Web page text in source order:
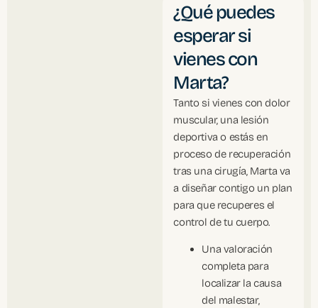
¿Qué puedes
esperar si
vienes con
Marta?
Tanto si vienes con dolor
muscular, una lesión
deportiva o estás en
proceso de recuperación
tras una cirugía, Marta va
a diseñar contigo un plan
para que recuperes el
control de tu cuerpo.
Una valoración
completa para
localizar la causa
del malestar,